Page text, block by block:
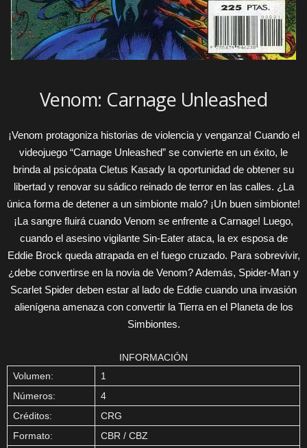
Venom: Carnage Unleashed
¡Venom protagoniza historias de violencia y venganza! Cuando el
videojuego “Carnage Unleashed” se convierte en un éxito, le
brinda al psicópata Cletus Kasady la oportunidad de obtener su
libertad y renovar su sádico reinado de terror en las calles. ¿La
única forma de detener a un simbionte malo? ¡Un buen simbionte!
¡La sangre fluirá cuando Venom se enfrente a Carnage! Luego,
cuando el asesino vigilante Sin-Eater ataca, la ex esposa de
Eddie Brock queda atrapada en el fuego cruzado. Para sobrevivir,
¿debe convertirse en la novia de Venom? Además, Spider-Man y
Scarlet Spider deben estar al lado de Eddie cuando una invasión
alienígena amenaza con convertir la Tierra en el Planeta de los
Simbiontes.
INFORMACIÓN
Volumen:
1
Números:
4
Créditos:
CRG
Formato:
CBR / CBZ